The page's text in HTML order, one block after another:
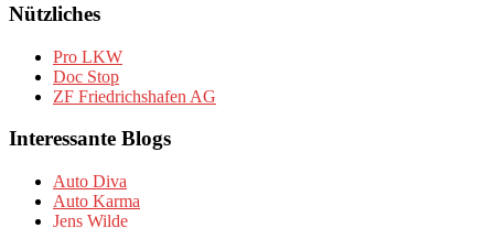
Nützliches
Pro LKW
Doc Stop
ZF Friedrichshafen AG
Interessante Blogs
Auto Diva
Auto Karma
Jens Wilde